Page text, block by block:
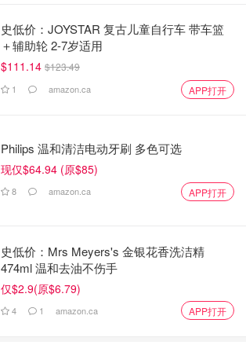
史低价：JOYSTAR 复古儿童自行车 带车篮
＋辅助轮 2-7岁适用
$111.14 $123.49
1 amazon.ca APP打开
Philips 温和清洁电动牙刷 多色可选
现仅$64.94 (原$85)
8 amazon.ca APP打开
史低价：Mrs Meyers's 金银花香洗洁精
474ml 温和去油不伤手
仅$2.9(原$6.79)
4 1 amazon.ca APP打开